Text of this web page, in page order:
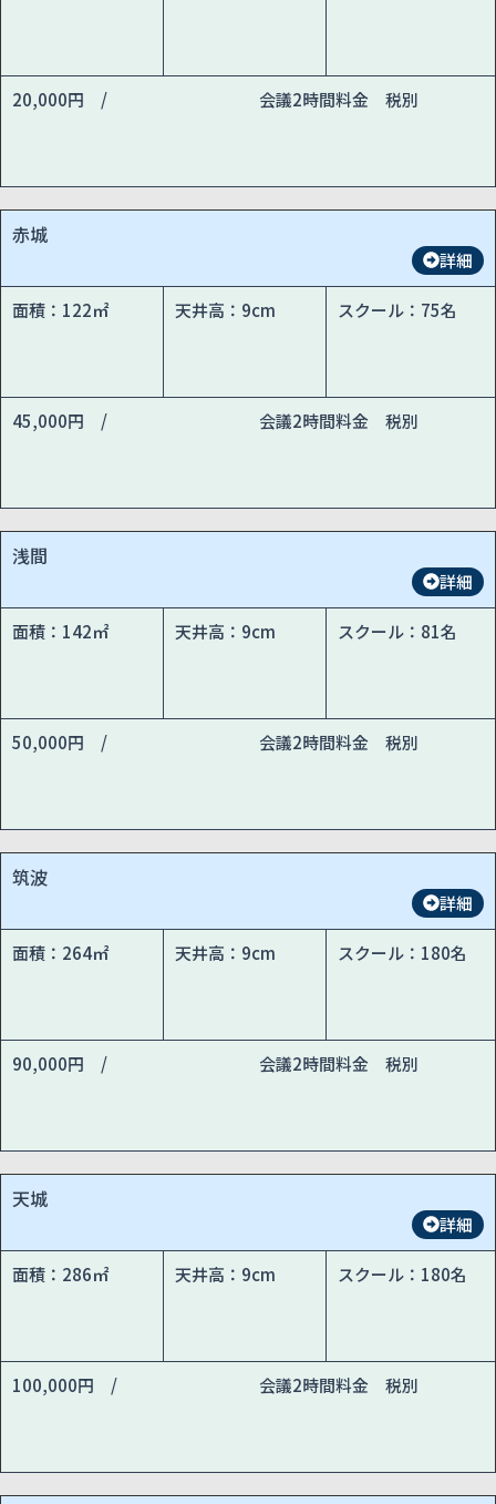
20,000円 / 会議2時間料金 税別
赤城
詳細
面積：122㎡ 天井高：9cm スクール：75名
45,000円 / 会議2時間料金 税別
浅間
詳細
面積：142㎡ 天井高：9cm スクール：81名
50,000円 / 会議2時間料金 税別
筑波
詳細
面積：264㎡ 天井高：9cm スクール：180名
90,000円 / 会議2時間料金 税別
天城
詳細
面積：286㎡ 天井高：9cm スクール：180名
100,000円 / 会議2時間料金 税別